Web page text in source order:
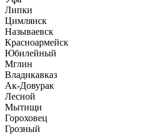
Липки
Цимлянск
Называевск
Красноармейск
Юбилейный
Мглин
Владикавказ
Ак-Довурак
Лесной
Мытищи
Гороховец
Грозный